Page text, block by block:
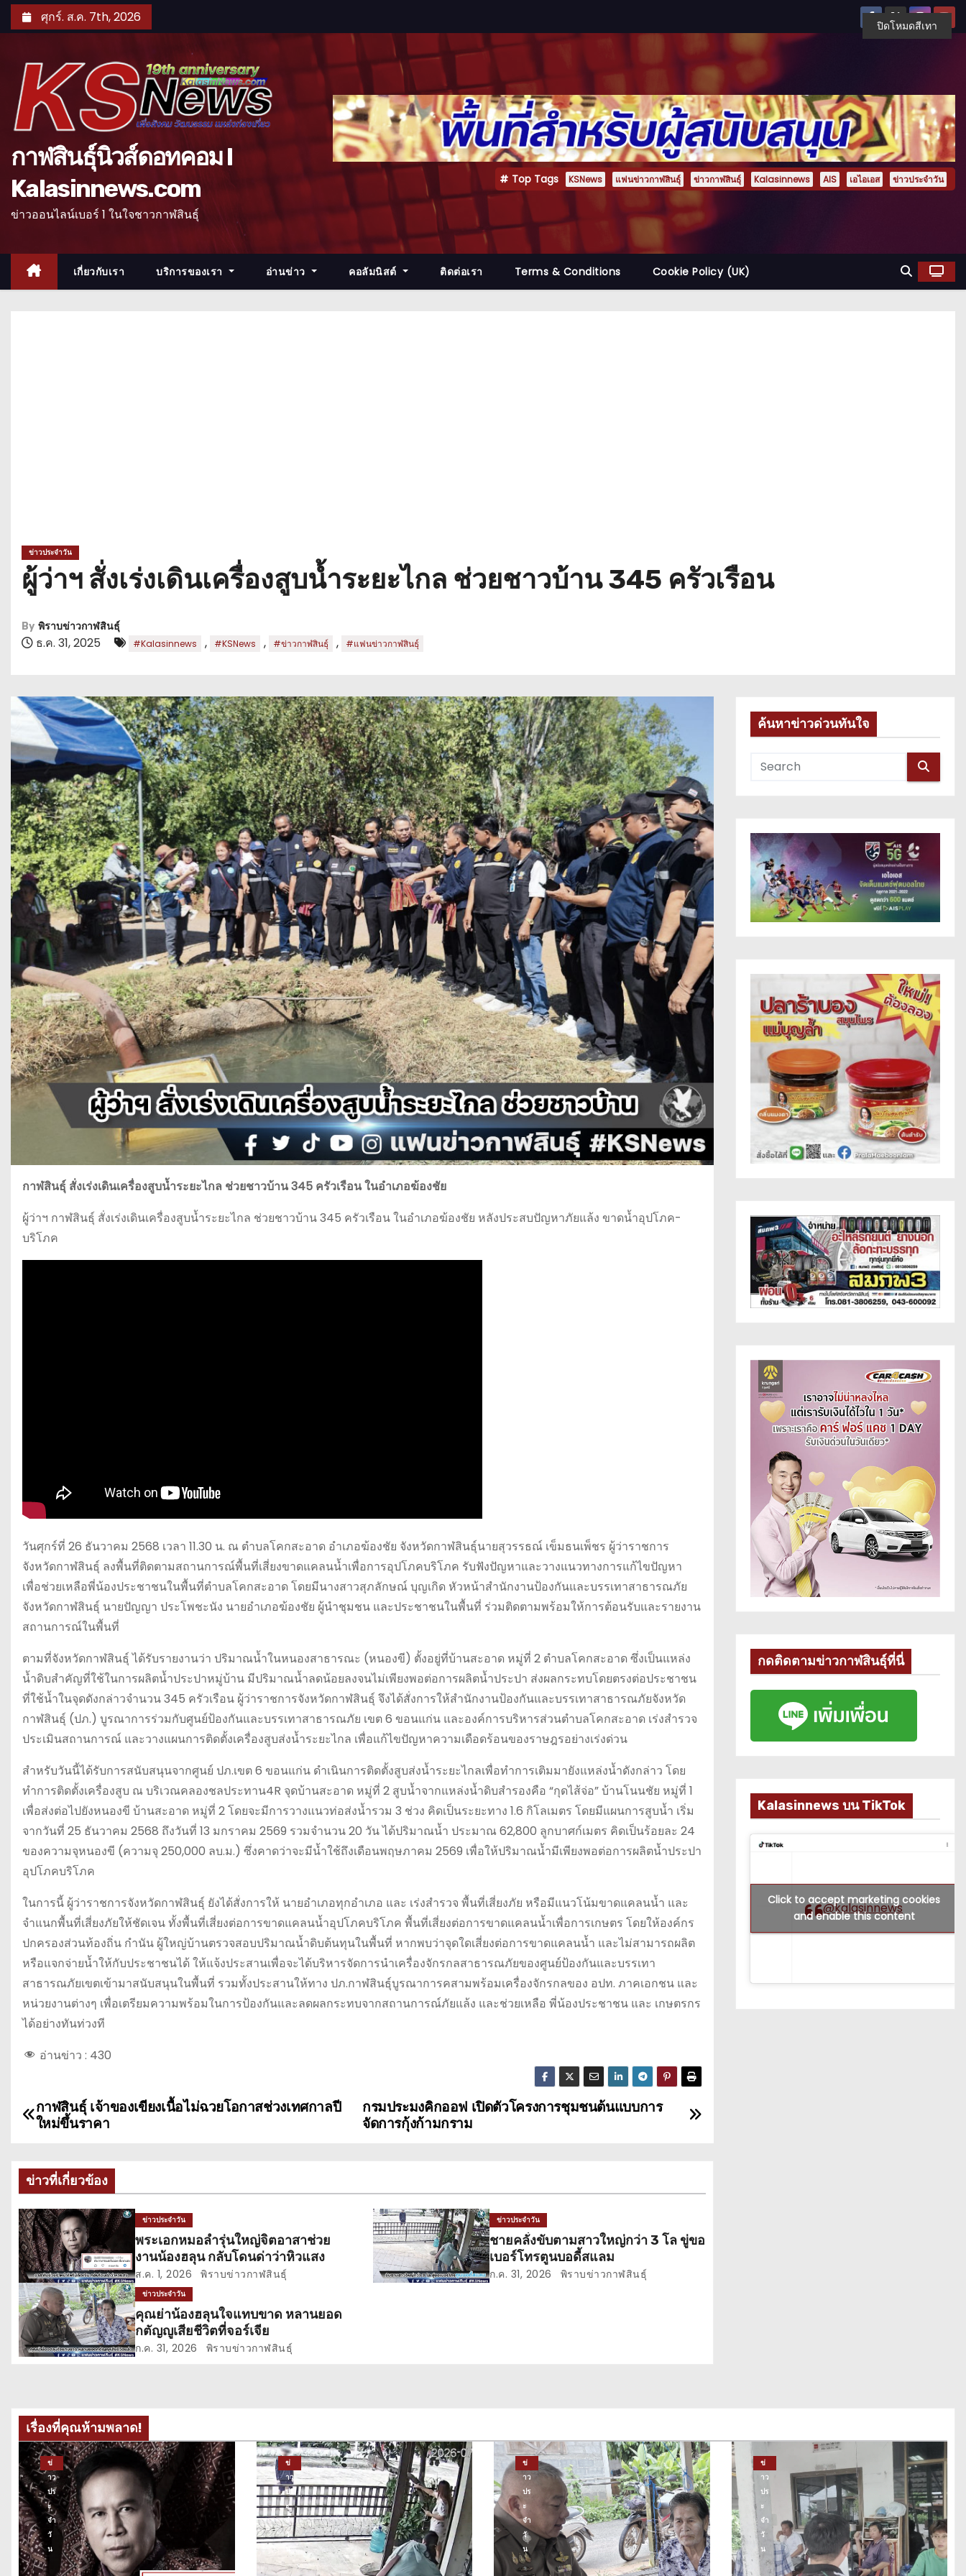
k
t
ศุกร์. ส.ค. 7th, 2026
กาฬสินธุ์นิวส์ดอทคอม l
Kalasinnews.com
ข่าวออนไลน์เบอร์ 1 ในใจชาวกาฬสินธุ์
Top Tags KSNews แฟนข่าวกาฬสินธุ์ ข่าวกาฬสินธุ์ Kalasinnews AIS เอไอเอส ข่าวประจำวัน
เกี่ยวกับเรา บริการของเรา อ่านข่าว คอลัมนิสต์ ติดต่อเรา Terms & Conditions Cookie Policy (UK)
ข่าวประจำวัน
ผู้ว่าฯ สั่งเร่งเดินเครื่องสูบน้ำระยะไกล ช่วยชาวบ้าน 345 ครัวเรือน
By พิราบข่าวกาฬสินธุ์
ธ.ค. 31, 2025 #Kalasinnews , #KSNews , #ข่าวกาฬสินธุ์ , #แฟนข่าวกาฬสินธุ์
กาฬสินธุ์ สั่งเร่งเดินเครื่องสูบน้ำระยะไกล ช่วยชาวบ้าน 345 ครัวเรือน ในอำเภอฆ้องชัย
ผู้ว่าฯ กาฬสินธุ์ สั่งเร่งเดินเครื่องสูบน้ำระยะไกล ช่วยชาวบ้าน 345 ครัวเรือน ในอำเภอฆ้องชัย หลังประสบปัญหาภัยแล้ง ขาดน้ำอุปโภค-
บริโภค
วันศุกร์ที่ 26 ธันวาคม 2568 เวลา 11.30 น. ณ ตำบลโคกสะอาด อำเภอฆ้องชัย จังหวัดกาฬสินธุ์นายสุวรรธณ์ เข็มธนเพ็ชร ผู้ว่าราชการ
จังหวัดกาฬสินธุ์ ลงพื้นที่ติดตามสถานการณ์พื้นที่เสี่ยงขาดแคลนน้ำเพื่อการอุปโภคบริโภค รับฟังปัญหาและวางแนวทางการแก้ไขปัญหา
เพื่อช่วยเหลือพี่น้องประชาชนในพื้นที่ตำบลโคกสะอาด โดยมีนางสาวสุภลักษณ์ บุญเกิด หัวหน้าสำนักงานป้องกันและบรรเทาสาธารณภัย
จังหวัดกาฬสินธุ์ นายปัญญา ประโพชะนัง นายอำเภอฆ้องชัย ผู้นำชุมชน และประชาชนในพื้นที่ ร่วมติดตามพร้อมให้การต้อนรับและรายงาน
สถานการณ์ในพื้นที่
ตามที่จังหวัดกาฬสินธุ์ ได้รับรายงานว่า ปริมาณน้ำในหนองสาธารณะ (หนองขี) ตั้งอยู่ที่บ้านสะอาด หมู่ที่ 2 ตำบลโคกสะอาด ซึ่งเป็นแหล่ง
น้ำดิบสำคัญที่ใช้ในการผลิตน้ำประปาหมู่บ้าน มีปริมาณน้ำลดน้อยลงจนไม่เพียงพอต่อการผลิตน้ำประปา ส่งผลกระทบโดยตรงต่อประชาชน
ที่ใช้น้ำในจุดดังกล่าวจำนวน 345 ครัวเรือน ผู้ว่าราชการจังหวัดกาฬสินธุ์ จึงได้สั่งการให้สำนักงานป้องกันและบรรเทาสาธารณภัยจังหวัด
กาฬสินธุ์ (ปภ.) บูรณาการร่วมกับศูนย์ป้องกันและบรรเทาสาธารณภัย เขต 6 ขอนแก่น และองค์การบริหารส่วนตำบลโคกสะอาด เร่งสำรวจ
ประเมินสถานการณ์ และวางแผนการติดตั้งเครื่องสูบส่งน้ำระยะไกล เพื่อแก้ไขปัญหาความเดือดร้อนของราษฎรอย่างเร่งด่วน
สำหรับวันนี้ได้รับการสนับสนุนจากศูนย์ ปภ.เขต 6 ขอนแก่น ดำเนินการติดตั้งสูบส่งน้ำระยะไกลเพื่อทำการเติมมายังแหล่งน้ำดังกล่าว โดย
ทำการติดตั้งเครื่องสูบ ณ บริเวณคลองชลประทาน4R จุดบ้านสะอาด หมู่ที่ 2 สูบน้ำจากแหล่งน้ำดิบสำรองคือ “กุดไส้จ่อ” บ้านโนนชัย หมู่ที่ 1
เพื่อส่งต่อไปยังหนองขี บ้านสะอาด หมู่ที่ 2 โดยจะมีการวางแนวท่อส่งน้ำรวม 3 ช่วง คิดเป็นระยะทาง 1.6 กิโลเมตร โดยมีแผนการสูบน้ำ เริ่ม
จากวันที่ 25 ธันวาคม 2568 ถึงวันที่ 13 มกราคม 2569 รวมจำนวน 20 วัน ได้ปริมาณน้ำ ประมาณ 62,800 ลูกบาศก์เมตร คิดเป็นร้อยละ 24
ของความจุหนองขี (ความจุ 250,000 ลบ.ม.) ซึ่งคาดว่าจะมีน้ำใช้ถึงเดือนพฤษภาคม 2569 เพื่อให้ปริมาณน้ำมีเพียงพอต่อการผลิตน้ำประปา
อุปโภคบริโภค
ในการนี้ ผู้ว่าราชการจังหวัดกาฬสินธุ์ ยังได้สั่งการให้ นายอำเภอทุกอำเภอ และ เร่งสำรวจ พื้นที่เสี่ยงภัย หรือมีแนวโน้มขาดแคลนน้ำ และ
จำแนกพื้นที่เสี่ยงภัยให้ชัดเจน ทั้งพื้นที่เสี่ยงต่อการขาดแคลนน้ำอุปโภคบริโภค พื้นที่เสี่ยงต่อการขาดแคลนน้ำเพื่อการเกษตร โดยให้องค์กร
ปกครองส่วนท้องถิ่น กำนัน ผู้ใหญ่บ้านตรวจสอบปริมาณน้ำดิบต้นทุนในพื้นที่ หากพบว่าจุดใดเสี่ยงต่อการขาดแคลนน้ำ และไม่สามารถผลิต
หรือแจกจ่ายน้ำให้กับประชาชนได้ ให้แจ้งประสานเพื่อจะได้บริหารจัดการนำเครื่องจักรกลสาธารณภัยของศูนย์ป้องกันและบรรเทา
สาธารณภัยเขตเข้ามาสนับสนุนในพื้นที่ รวมทั้งประสานให้ทาง ปภ.กาฬสินธุ์บูรณาการคสามพร้อมเครื่องจักรกลของ อปท. ภาคเอกชน และ
หน่วยงานต่างๆ เพื่อเตรียมความพร้อมในการป้องกันและลดผลกระทบจากสถานการณ์ภัยแล้ง และช่วยเหลือ พี่น้องประชาชน และ เกษตรกร
ได้อย่างทันท่วงที
อ่านข่าว : 430
แ
ะ
แ
น
ว
เ
รื่
อ
กรมประมงคิกออฟ เปิดตัวโครงการชุมชนต้นแบบการ
จัดการกุ้งก้ามกราม
กาฬสินธุ์ เจ้าของเขียงเนื้อไม่ฉวยโอกาสช่วงเทศกาลปี
ใหม่ขึ้นราคา
ข่าวที่เกี่ยวข้อง
ข่าวประจำวัน
พระเอกหมอลำรุ่นใหญ่จิตอาสาช่วย
งานน้องฮลุน กลับโดนด่าว่าหิวแสง
ส.ค. 1, 2026 พิราบข่าวกาฬสินธุ์
ข่าวประจำวัน
ชายคลั่งขับตามสาวใหญ่กว่า 3 โล ขู่ขอ
เบอร์โทรตูนบอดี้สแลม
ก.ค. 31, 2026 พิราบข่าวกาฬสินธุ์
ข่าวประจำวัน
คุณย่าน้องฮลุนใจแทบขาด หลานยอด
กตัญญูเสียชีวิตที่จอร์เจีย
ก.ค. 31, 2026 พิราบข่าวกาฬสินธุ์
ค้นหาข่าวด่วนทันใจ
กดติดตามข่าวกาฬสินธุ์ที่นี่
Kalasinnews บน TikTok
@kalasinnews
Click to accept marketing cookies
and enable this content
เรื่องที่คุณห้ามพลาด!
ข่
าว
ปร
ะ
จำ
วั
น
ข่
าว
ปร
ะ
จำ
วั
ข่
าว
ปร
ะ
จำ
วั
น
ข่
าว
ปร
ะ
จำ
วั
น
ปิดโหมดสีเทา